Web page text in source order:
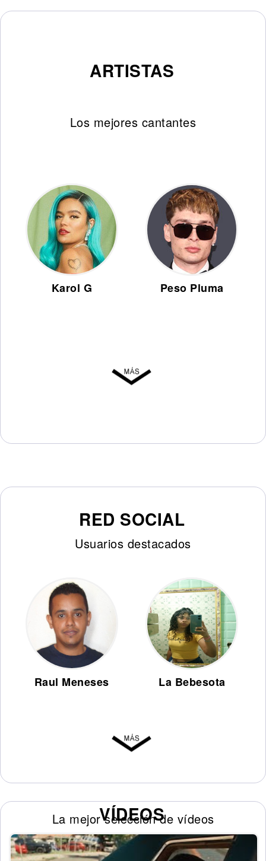
ARTISTAS
Los mejores cantantes
Karol G Peso Pluma
RED SOCIAL
Usuarios destacados
Raul Meneses La Bebesota
VÍDEOS
La mejor selección de vídeos